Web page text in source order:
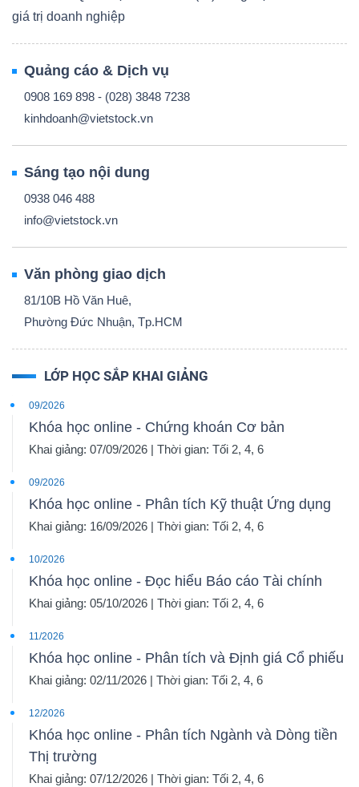
giá trị doanh nghiệp
Quảng cáo & Dịch vụ
0908 169 898 - (028) 3848 7238
kinhdoanh@vietstock.vn
Sáng tạo nội dung
0938 046 488
info@vietstock.vn
Văn phòng giao dịch
81/10B Hồ Văn Huê,
Phường Đức Nhuận, Tp.HCM
LỚP HỌC SẮP KHAI GIẢNG
09/2026
Khóa học online - Chứng khoán Cơ bản
Khai giảng: 07/09/2026 | Thời gian: Tối 2, 4, 6
09/2026
Khóa học online - Phân tích Kỹ thuật Ứng dụng
Khai giảng: 16/09/2026 | Thời gian: Tối 2, 4, 6
10/2026
Khóa học online - Đọc hiểu Báo cáo Tài chính
Khai giảng: 05/10/2026 | Thời gian: Tối 2, 4, 6
11/2026
Khóa học online - Phân tích và Định giá Cổ phiếu
Khai giảng: 02/11/2026 | Thời gian: Tối 2, 4, 6
12/2026
Khóa học online - Phân tích Ngành và Dòng tiền
Thị trường
Khai giảng: 07/12/2026 | Thời gian: Tối 2, 4, 6